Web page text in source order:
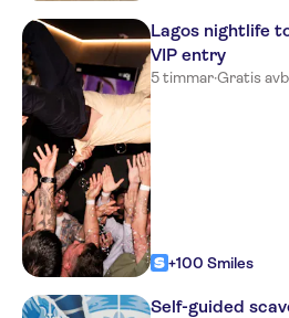
Pontalaia Apartamentos
Turisticos
Mareta Beach House
Residence
Magnolia Mar
Porto de Mos Golf & Beach
Quinta de Encosta Velha
Boutique Hotel Vivenda
Miranda
Lagos nightlife
VIP entry
5 timmar·Gratis
+100 Smiles
Self-guided